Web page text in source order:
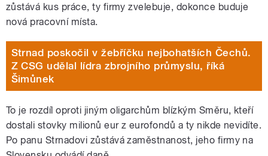
zůstává kus práce, ty firmy zvelebuje, dokonce buduje
nová pracovní místa.
Strnad poskočil v žebříčku nejbohatších Čechů.
Z CSG udělal lídra zbrojního průmyslu, říká
Šimůnek
To je rozdíl oproti jiným oligarchům blízkým Směru, kteří
dostali stovky milionů eur z eurofondů a ty nikde nevidíte.
Po panu Strnadovi zůstává zaměstnanost, jeho firmy na